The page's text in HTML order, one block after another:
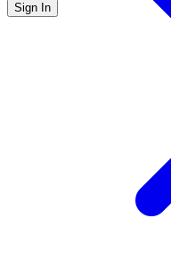
Sign In